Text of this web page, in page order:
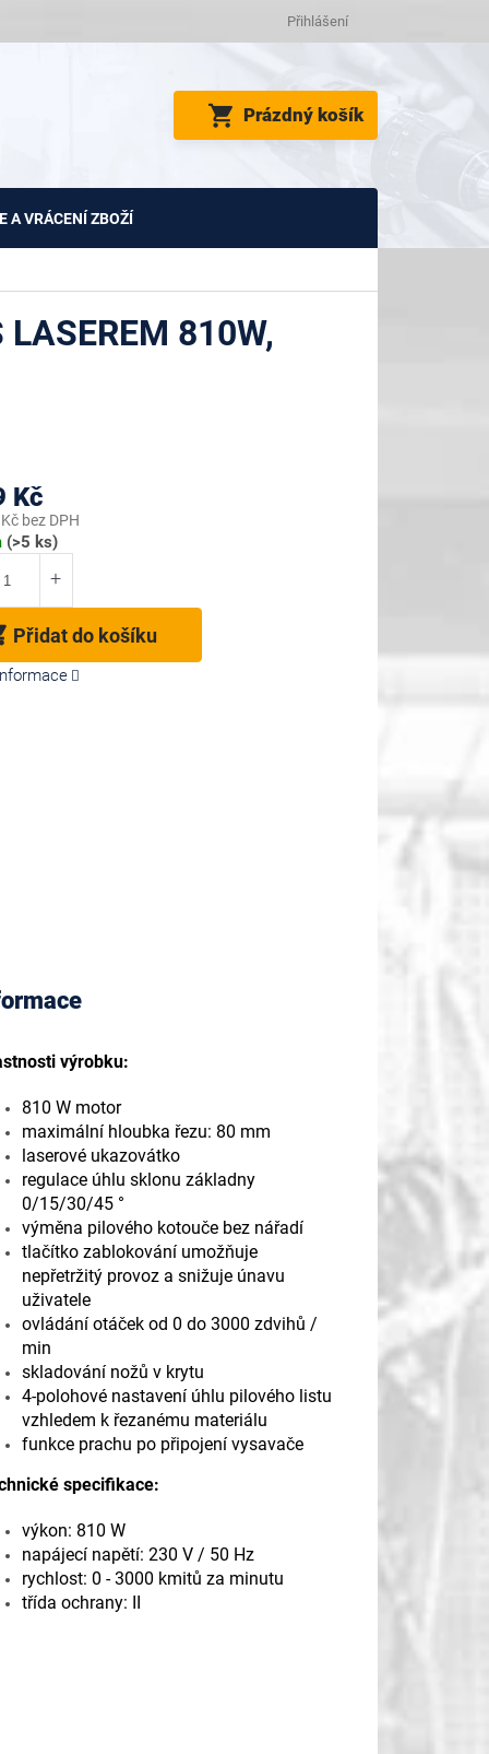
Přihlášení
NÁKUPNÍ
KOŠÍK
Prázdný košík
A VRÁCENÍ ZBOŽÍ
810W,
Kč
bez DPH
(>5 ks)
Přidat do košíku
výrobku:
810 W motor
maximální hloubka řezu: 80 mm
laserové ukazovátko
regulace úhlu sklonu základny
0/15/30/45 °
výměna pilového kotouče bez nářadí
tlačítko zablokování umožňuje
nepřetržitý provoz a snižuje únavu
uživatele
ovládání otáček od 0 do 3000 zdvihů /
min
skladování nožů v krytu
4-polohové nastavení úhlu pilového listu
vzhledem k řezanému materiálu
funkce prachu po připojení vysavače
specifikace:
výkon: 810 W
napájecí napětí: 230 V / 50 Hz
rychlost: 0 - 3000 kmitů za minutu
třída ochrany: II